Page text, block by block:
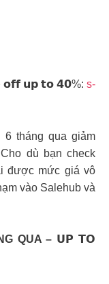
𝘂𝗽 𝘁𝗼 𝟰𝟬%: s-
tháng qua giảm
dù bạn check
được mức giá vô
vào Salehub và
QUA – 𝗨𝗣 𝗧𝗢